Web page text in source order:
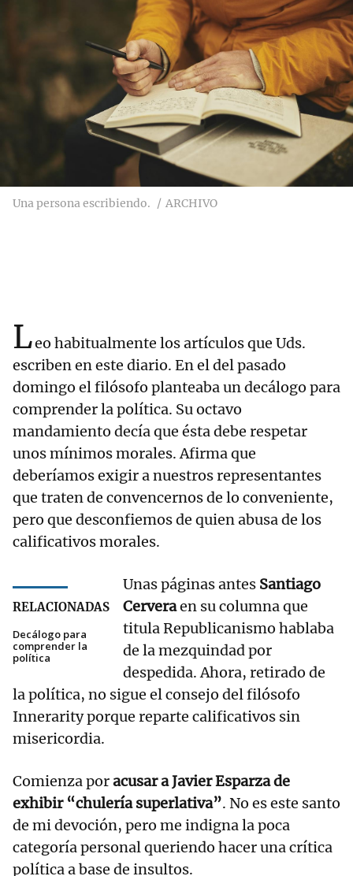
Una persona escribiendo. ARCHIVO
Leo habitualmente los artículos que Uds.
escriben en este diario. En el del pasado
domingo el filósofo planteaba un decálogo para
comprender la política. Su octavo
mandamiento decía que ésta debe respetar
unos mínimos morales. Afirma que
deberíamos exigir a nuestros representantes
que traten de convencernos de lo conveniente,
pero que desconfiemos de quien abusa de los
calificativos morales.
RELACIONADAS
Decálogo para
comprender la
política
Unas páginas antes Santiago
Cerveraen su columna que
titula Republicanismo hablaba
de la mezquindad por
despedida. Ahora, retirado de
la política, no sigue el consejo del filósofo
Innerarity porque reparte calificativos sin
misericordia.
Comienza poracusar a Javier Esparza de
exhibir “chulería superlativa”. No es este santo
de mi devoción, pero me indigna la poca
categoría personal queriendo hacer una crítica
política a base de insultos.